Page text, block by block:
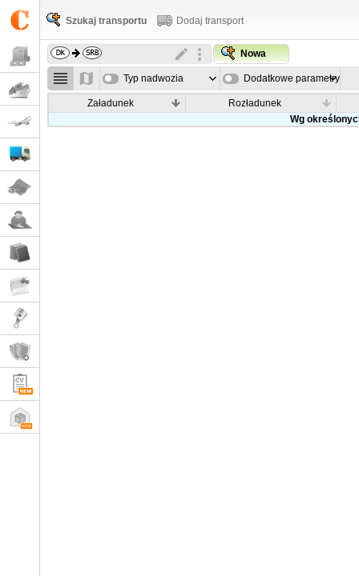
Szukaj transportu Dodaj transport
Nowa
Typ nadwozia Dodatkowe parametry
Załadunek
Rozładunek
Wg